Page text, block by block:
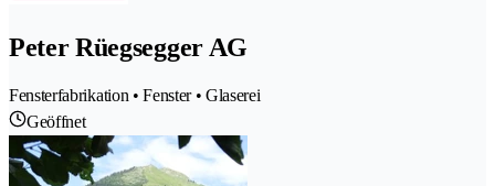
Peter Rüegsegger AG
Fensterfabrikation • Fenster • Glaserei
Geöffnet